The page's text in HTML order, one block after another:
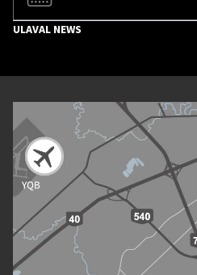
ULAVAL NEWS